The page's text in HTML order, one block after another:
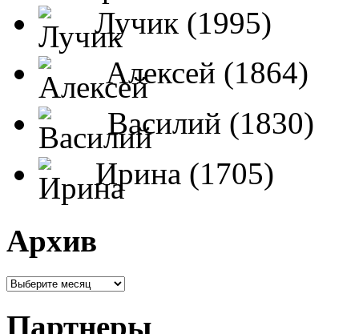
Лучик (1995)
Алексей (1864)
Василий (1830)
Ирина (1705)
Архив
Партнеры